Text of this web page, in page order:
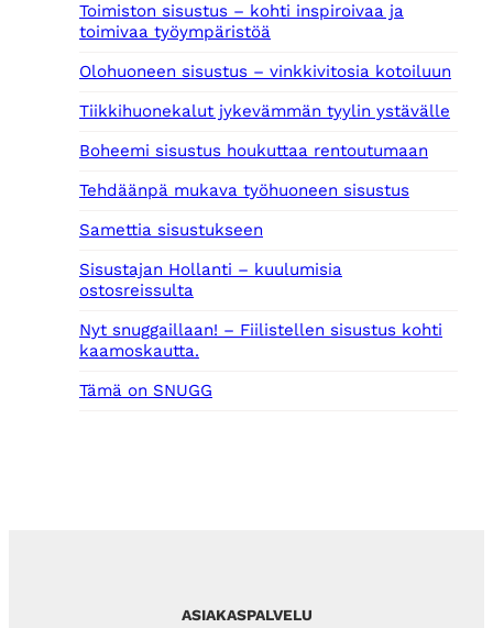
Toimiston sisustus – kohti inspiroivaa ja
toimivaa työympäristöä
Olohuoneen sisustus – vinkkivitosia kotoiluun
Tiikkihuonekalut jykevämmän tyylin ystävälle
Boheemi sisustus houkuttaa rentoutumaan
Tehdäänpä mukava työhuoneen sisustus
Samettia sisustukseen
Sisustajan Hollanti – kuulumisia
ostosreissulta
Nyt snuggaillaan! – Fiilistellen sisustus kohti
kaamoskautta.
Tämä on SNUGG
ASIAKASPALVELU